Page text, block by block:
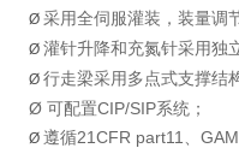
Ø 采用全伺服灌装，装量调
Ø 灌针升降和充氮针采用独
Ø 行走梁采用多点式支撑结
Ø 可配置CIP/SIP系统；
Ø 遵循21CFR part11、